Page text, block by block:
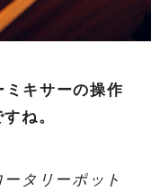
キサーの操作
ね。
タリーポット